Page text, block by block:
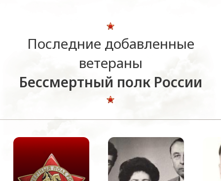
Последние добавленные
ветераны
Бессмертный полк России